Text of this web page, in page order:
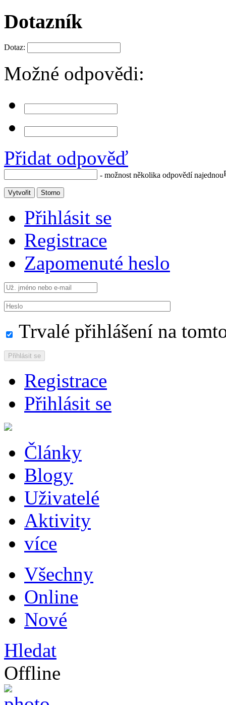
Dotazník
Dotaz:
Možné odpovědi:
Přidat odpověď
- možnost několika odpovědí najednou
Vytvořit Storno
Přihlásit se
Registrace
Zapomenuté heslo
Trvalé přihlášení na
Přihlásit se
Registrace
Přihlásit se
Články
Blogy
Uživatelé
Aktivity
více
Všechny
Online
Nové
Hledat
Offline